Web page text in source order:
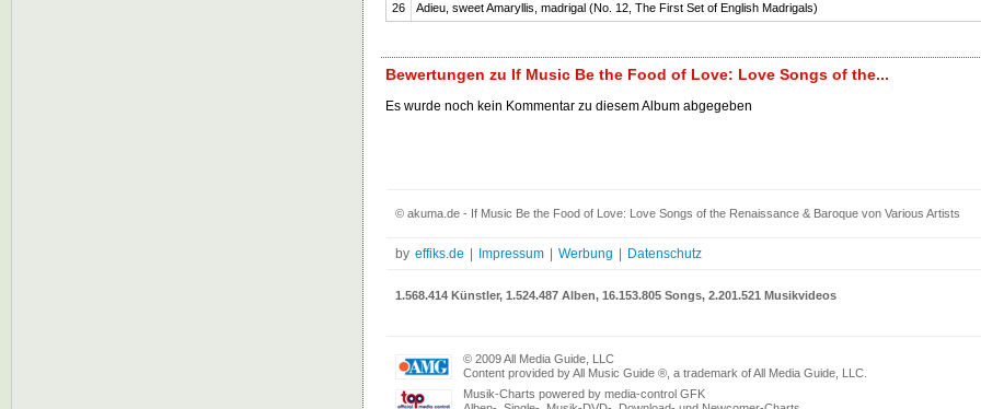
26
Adieu, sweet Amaryllis, madrigal (No. 12, The First Set of English Madrigals)
Bewertungen zu If Music Be the Food of Love: Love Songs of the...
Es wurde noch kein Kommentar zu diesem Album abgegeben
© akuma.de - If Music Be the Food of Love: Love Songs of the Renaissance & Baroque von Various Artists
by effiks.de Impressum Werbung Datenschutz
1.568.414 Künstler, 1.524.487 Alben, 16.153.805 Songs, 2.201.521 Musikvideos
© 2009 All Media Guide, LLC
Content provided by All Music Guide ®, a trademark of All Media Guide, LLC.
Musik-Charts powered by media-control GFK